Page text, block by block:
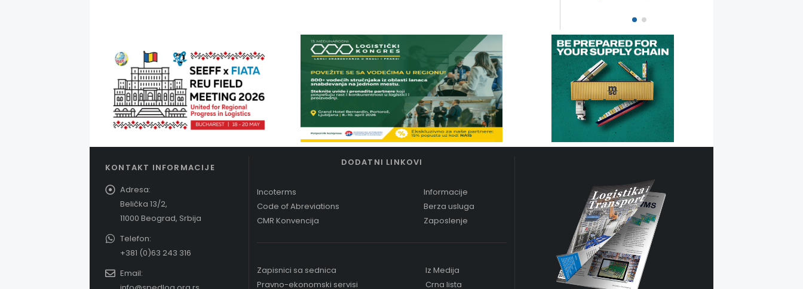
KONTAKT INFORMACIJE
Adresa:
Belička 13/2,
11000 Beograd, Srbija
Telefon:
+381 (0)63 243 316
Email:
DODATNI LINKOVI
Incoterms
Code of Abreviations
CMR Konvencija
Informacije
Berza usluga
Zaposlenje
Zapisnici sa sednica
Pravno-ekonomski servisi
Iz Medija
Crna lista